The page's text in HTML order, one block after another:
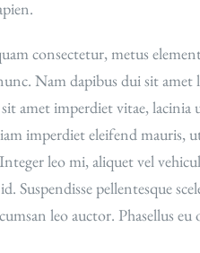
consectetur, metus
Nam dapibus dui sit
sit amet imperdiet vitae,
imperdiet eleifend mauris,
leo mi, aliquet vel
Suspendisse pellentesque
leo auctor. Phasellus